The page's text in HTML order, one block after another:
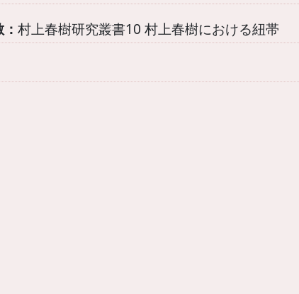
村上春樹研究叢書10 村上春樹における紐帯